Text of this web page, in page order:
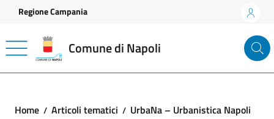
Vai ai contenuti
Vai al footer
Regione Campania
Comune di Napoli
Home Articoli tematici
UrbaNa – Urbanistica Napoli